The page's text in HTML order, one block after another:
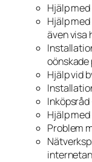
Hjälp
Hjälp
även visa
Hjälp vid
Inköpsråd
Hjälp
Problem